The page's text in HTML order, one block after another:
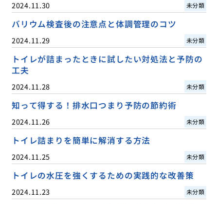
2024.11.30 未分類
バリウム検査後の注意点と体調管理のコツ
2024.11.29 未分類
トイレが詰まったときに試したい対処法と予防の
工夫
2024.11.28 未分類
知って得する！排水口つまり予防の節約術
2024.11.26 未分類
トイレ詰まりを簡単に解消する方法
2024.11.25 未分類
トイレの水圧を強くするための実践的な改善策
2024.11.23 未分類